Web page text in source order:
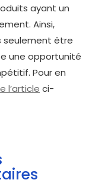
ayant un
Ainsi,
seulement être
une opportunité
Pour en
l’article ci-